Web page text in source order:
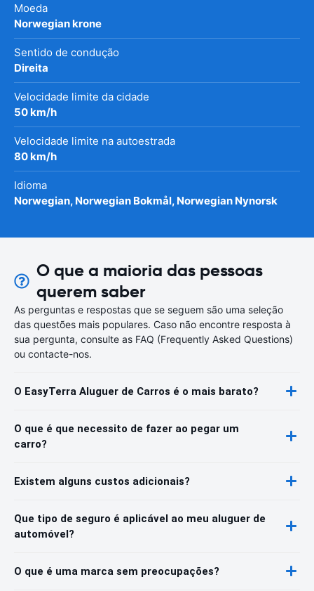
Moeda
Norwegian krone
Sentido de condução
Direita
Velocidade limite da cidade
50 km/h
Velocidade limite na autoestrada
80 km/h
Idioma
Norwegian, Norwegian Bokmål, Norwegian Nynorsk
O que a maioria das pessoas
querem saber
As perguntas e respostas que se seguem são uma seleção
das questões mais populares. Caso não encontre resposta à
sua pergunta, consulte as FAQ (Frequently Asked Questions)
ou contacte-nos.
O EasyTerra Aluguer de Carros é o mais barato?
O que é que necessito de fazer ao pegar um
carro?
Existem alguns custos adicionais?
Que tipo de seguro é aplicável ao meu aluguer de
automóvel?
O que é uma marca sem preocupações?